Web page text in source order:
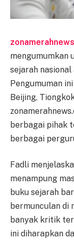
mengumumkan
sejarah
Pengumuman
Beijing,
berbagai pihak
berbagai
Fadli
menampung
buku sejarah
bermunculan di
banyak kritik
ini diharapkan